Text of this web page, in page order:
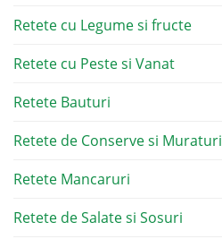
Retete cu Legume si fructe
Retete cu Peste si Vanat
Retete Bauturi
Retete de Conserve si Muraturi
Retete Mancaruri
Retete de Salate si Sosuri